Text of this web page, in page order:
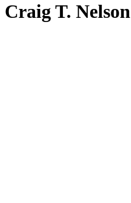
Craig T. Nelson